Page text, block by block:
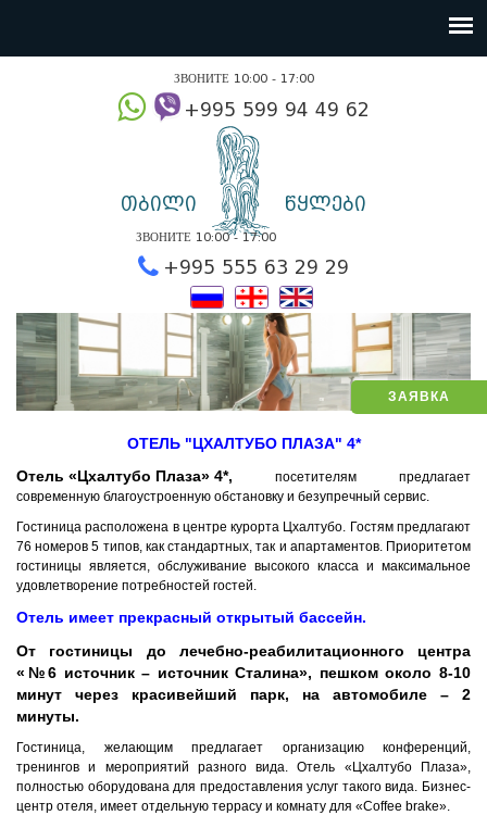
ЗАЯВКА
ЗВОНИТЕ 10:00 - 17:00
თბილი წყლები
ЗВОНИТЕ 10:00 - 17:00
+995 555 63 29
ОТЕЛЬ "ЦХАЛТУБО ПЛАЗА" 4*
Отель «Цхалтубо Плаза» 4*, посетителям предлагает
современную благоустроенную обстановку и безупречный сервис.
Гостиница расположена в центре курорта Цхалтубо. Гостям предлагают
76 номеров 5 типов, как стандартных, так и апартаментов. Приоритетом
гостиницы является, обслуживание высокого класса и максимальное
удовлетворение потребностей гостей.
Отель имеет прекрасный открытый бассейн.
От гостиницы до лечебно-реабилитационного центра
«№6 источник – источник Сталина», пешком около 8-10
минут через красивейший парк, на автомобиле – 2
минуты.
Гостиница, желающим предлагает организацию конференций,
тренингов и мероприятий разного вида. Отель «Цхалтубо Плаза»,
полностью оборудована для предоставления услуг такого вида. Бизнес-
центр отеля, имеет отдельную террасу и комнату для «Coffee brake».